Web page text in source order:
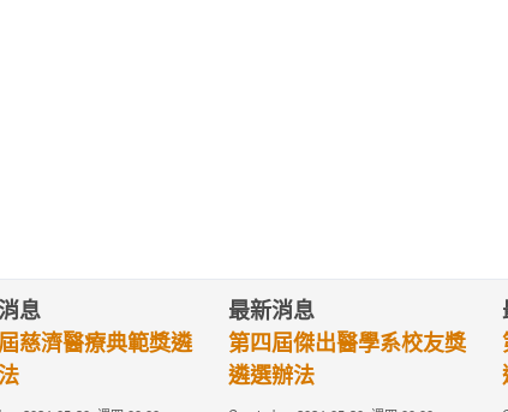
出醫學系校友獎
最新消息
第四屆優秀年輕醫師獎遴
選辦法